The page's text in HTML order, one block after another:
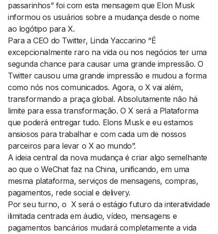
passarinhos” foi com esta mensagem que Elon Musk
informou os usuários sobre a mudança desde o nome
ao logótipo para X.
Para a CEO do Twitter, Linda Yaccarino “É
excepcionalmente raro na vida ou nos negócios ter uma
segunda chance para causar uma grande impressão. O
Twitter causou uma grande impressão e mudou a forma
como nós nos comunicados. Agora, o X vai além,
transformando a praça global. Absolutamente não há
limite para essa transformação. O X será a Plataforma
que poderá entregar tudo. Elons Musk e eu estamos
ansiosos para trabalhar e com cada um de nossos
parceiros para levar o X ao mundo”.
A ideia central da nova mudança é criar algo semelhante
ao que o WeChat faz na China, unificando, em uma
mesma plataforma, serviços de mensagens, compras,
pagamentos, rede social e delivery.
Por seu turno, o X será o estágio futuro da interatividade
ilimitada centrada em áudio, vídeo, mensagens e
pagamentos bancários mudará completamente a vida